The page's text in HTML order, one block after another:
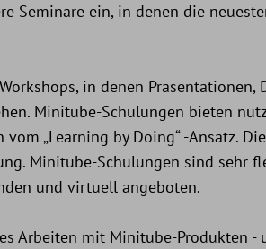
Seminare ein, in denen die
in denen
Minitube-Schulungen bieten
„Learning by Doing“ -Ansatz.
Minitube-Schulungen sind sehr
und virtuell angeboten.
Arbeiten mit Minitube-Produkten -